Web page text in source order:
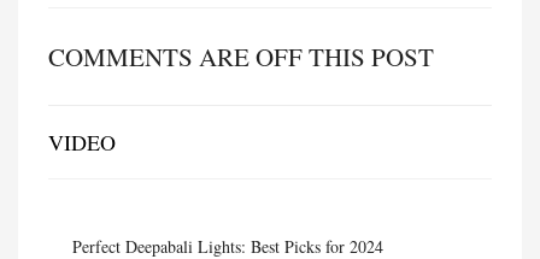
COMMENTS ARE OFF THIS POST
VIDEO
Perfect Deepabali Lights: Best Picks for 2024